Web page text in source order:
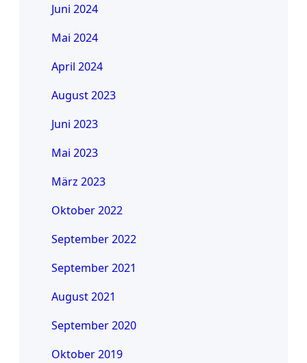
Juni 2024
Mai 2024
April 2024
August 2023
Juni 2023
Mai 2023
März 2023
Oktober 2022
September 2022
September 2021
August 2021
September 2020
Oktober 2019